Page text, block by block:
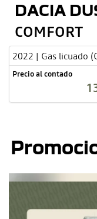
DACIA
COMFORT
2022 | Gas licuado
Precio al contado